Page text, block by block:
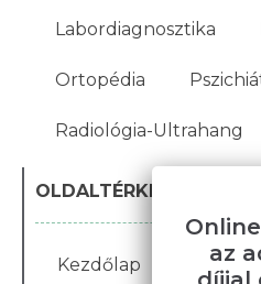
Labordiagnosztika
Ortopédia
Radiológia-Ultrahang
OLDALTÉRKÉP
Kezdőlap Blog
az